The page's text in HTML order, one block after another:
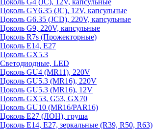
Цоколь G4 (JC), 12V, капсульные
Цоколь GY6.35 (JC), 12V, капсульные
Цоколь G6.35 (JCD), 220V, капсульные
Цоколь G9, 220V, капсульные
Цоколь R7s (Прожекторные)
Цоколь E14, E27
Цоколь GX5.3
Светодиодные, LED
Цоколь GU4 (MR11), 220V
Цоколь GU5.3 (MR16), 220V
Цоколь GU5.3 (MR16), 12V
Цоколь GX53, G53, GX70
Цоколь GU10 (MR16/PAR16)
Цоколь Е27 (ЛОН), груша
Цоколь Е14, Е27, зеркальные (R39, R50, R63)